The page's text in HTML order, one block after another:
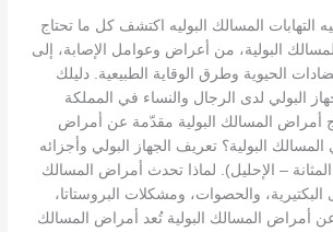
التهابات المسالك البوليه اكتشف كل ما تحتاج
البولية، من أعراض وعوامل الإصابة، إلى
الحيوية وطرق الوقاية الطبيعية. دليلك
البولي لدى الرجال والنساء في المملكة
أمراض المسالك البولية مقدّمة عن أمراض
المسالك البولية؟ تعريف الجهاز البولي وأجزائه
المثانة – الإحليل). لماذا تحدث أمراض المسالك
البكتيرية، والحصوات، ومشكلات البروستاتا،
أمراض المسالك البولية تُعد أمراض المسالك